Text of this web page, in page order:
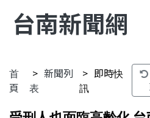
台南新聞網
首
頁
新聞列
表
即時快
訊